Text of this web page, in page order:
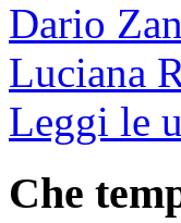
Luciana
Leggi le
Che